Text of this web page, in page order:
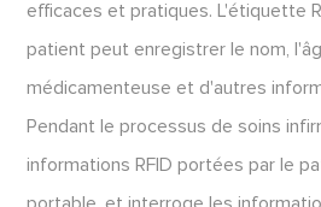
efficaces et pratiques. L'étiquette
patient peut enregistrer le nom,
médicamenteuse et d'autres
Pendant le processus de soins
informations RFID portées par le